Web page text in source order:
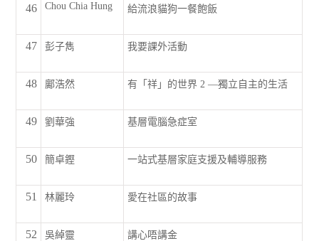
46 Chou Chia Hung 給流浪貓狗一餐飽飯
47 彭子雋 我要課外活動
48 鄺浩然 有「祥」的世界 2 —獨立自主的生活
49 劉華強 基層電腦急症室
50 簡卓鏗 一站式基層家庭支援及輔導服務
51 林麗玲 愛在社區的故事
52 吳綽靈 講心唔講金